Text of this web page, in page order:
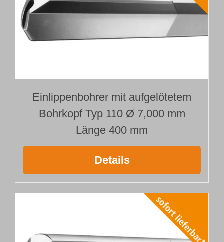
Einlippenbohrer mit aufgelötetem
Bohrkopf Typ 110 Ø 7,000 mm
Länge 400 mm
Details